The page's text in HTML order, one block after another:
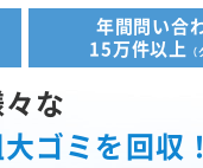
年間問い合
15万件以上
な
ゴミを回収！